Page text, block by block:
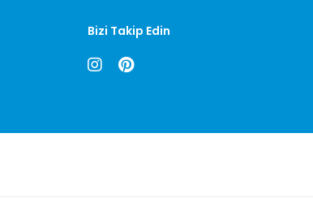
Bizi Takip Edin